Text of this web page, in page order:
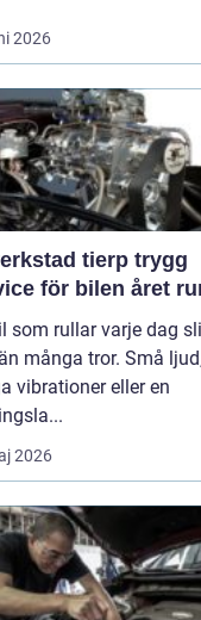
2026
tierp trygg
för bilen året
som rullar varje dag
många tror. Små
vibrationer eller en
2026